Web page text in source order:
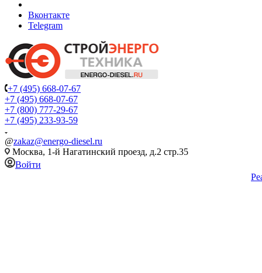
Вконтакте
Telegram
+7 (495) 668-07-67
+7 (495) 668-07-67
+7 (800) 777-29-67
+7 (495) 233-93-59
@zakaz@energo-diesel.ru
Москва, 1-й Нагатинский проезд, д.2 стр.35
Войти